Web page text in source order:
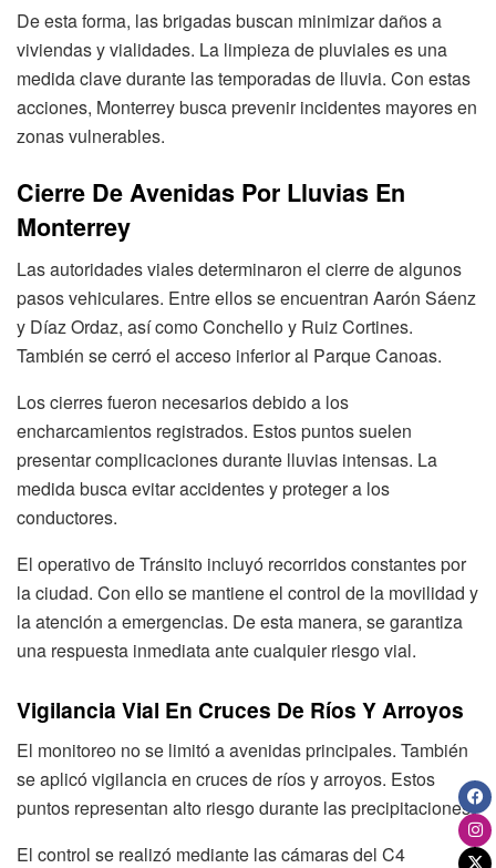
De esta forma, las brigadas buscan minimizar daños a
viviendas y vialidades. La limpieza de pluviales es una
medida clave durante las temporadas de lluvia. Con estas
acciones, Monterrey busca prevenir incidentes mayores en
zonas vulnerables.
Cierre De Avenidas Por Lluvias En
Monterrey
Las autoridades viales determinaron el cierre de algunos
pasos vehiculares. Entre ellos se encuentran Aarón Sáenz
y Díaz Ordaz, así como Conchello y Ruiz Cortines.
También se cerró el acceso inferior al Parque Canoas.
Los cierres fueron necesarios debido a los
encharcamientos registrados. Estos puntos suelen
presentar complicaciones durante lluvias intensas. La
medida busca evitar accidentes y proteger a los
conductores.
El operativo de Tránsito incluyó recorridos constantes por
la ciudad. Con ello se mantiene el control de la movilidad y
la atención a emergencias. De esta manera, se garantiza
una respuesta inmediata ante cualquier riesgo vial.
Vigilancia Vial En Cruces De Ríos Y Arroyos
El monitoreo no se limitó a avenidas principales. También
se aplicó vigilancia en cruces de ríos y arroyos. Estos
puntos representan alto riesgo durante las precipitaciones.
El control se realizó mediante las cámaras del C4